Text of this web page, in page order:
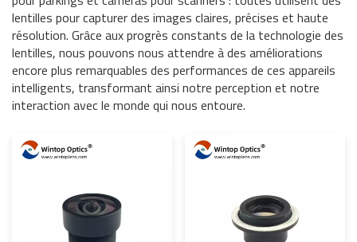
lentilles pour capturer des images claires, précises et haute
résolution. Grâce aux progrès constants de la technologie des
lentilles, nous pouvons nous attendre à des améliorations
encore plus remarquables des performances de ces appareils
intelligents, transformant ainsi notre perception et notre
interaction avec le monde qui nous entoure.